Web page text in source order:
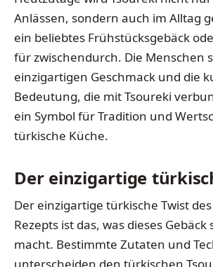
Anlässen, sondern auch im Alltag
ein beliebtes Frühstücksgebäck
für zwischendurch. Die Menschen
einzigartigen Geschmack und die
Bedeutung, die mit Tsoureki
ein Symbol für Tradition und
türkische Küche.
Der einzigartige
Der einzigartige türkische Twist
Rezepts ist das, was dieses Gebäck
macht. Bestimmte Zutaten und